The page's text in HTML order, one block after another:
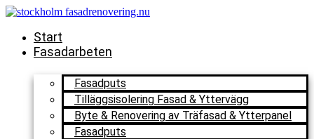
Skip
contentStart
Fasadarbeten
Fasadputs
Tilläggsisolering Fasad & Yttervägg
Byte & Renovering av Träfasad & Ytterpanel
Fasadputs